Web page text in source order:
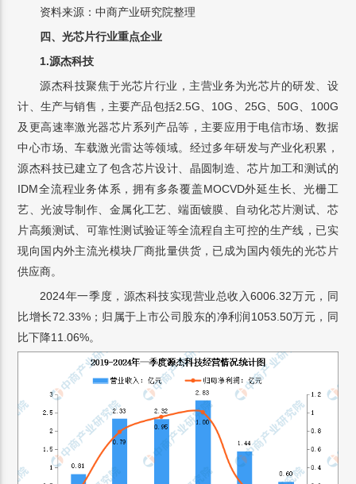
资料来源：中商产业研究院整理
四、光芯片行业重点企业
1.源杰科技
源杰科技聚焦于光芯片行业，主营业务为光芯片的研发、设
计、生产与销售，主要产品包括2.5G、10G、25G、50G、100G
及更高速率激光器芯片系列产品等，主要应用于电信市场、数据
中心市场、车载激光雷达等领域。经过多年研发与产业化积累，
源杰科技已建立了包含芯片设计、晶圆制造、芯片加工和测试的
IDM全流程业务体系，拥有多条覆盖MOCVD外延生长、光栅工
艺、光波导制作、金属化工艺、端面镀膜、自动化芯片测试、芯
片高频测试、可靠性测试验证等全流程自主可控的生产线，已实
现向国内外主流光模块厂商批量供货，已成为国内领先的光芯片
供应商。
2024年一季度，源杰科技实现营业总收入6006.32万元，同
比增长72.33%；归属于上市公司股东的净利润1053.50万元，同
比下降11.06%。